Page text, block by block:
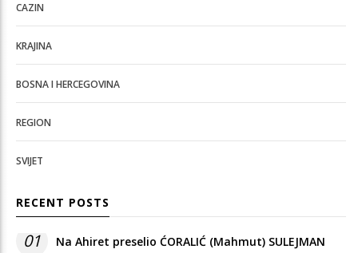
CAZIN
KRAJINA
BOSNA I HERCEGOVINA
REGION
SVIJET
RECENT POSTS
01 Na Ahiret preselio ĆORALIĆ (Mahmut) SULEJMAN